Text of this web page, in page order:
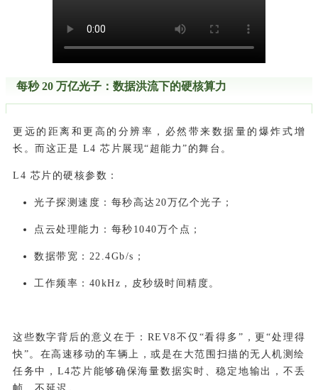
每秒 20 万亿光子：数据洪流下的硬核算力
更远的距离和更高的分辨率，必然带来数据量的爆炸式增
长。而这正是 L4 芯片展现“超能力”的舞台。
L4 芯片的硬核参数：
光子探测速度：每秒高达20万亿个光子；
点云处理能力：每秒1040万个点；
数据带宽：22.4Gb/s；
工作频率：40kHz，皮秒级时间精度。
这些数字背后的意义在于：REV8不仅“看得多”，更“处理得
快”。在高速移动的车辆上，或是在大范围扫描的无人机测绘
任务中，L4芯片能够确保海量数据实时、稳定地输出，不丢